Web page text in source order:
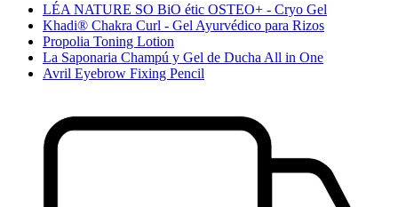
LÉA NATURE SO BiO étic OSTEO+ - Cryo Gel
Khadi® Chakra Curl - Gel Ayurvédico para Rizos
Propolia Toning Lotion
La Saponaria Champú y Gel de Ducha All in One
Avril Eyebrow Fixing Pencil